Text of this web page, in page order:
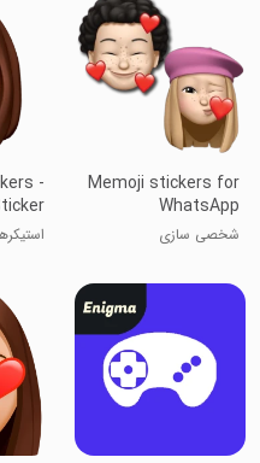
Memoji stickers for
WhatsApp
شخصی سازی
-